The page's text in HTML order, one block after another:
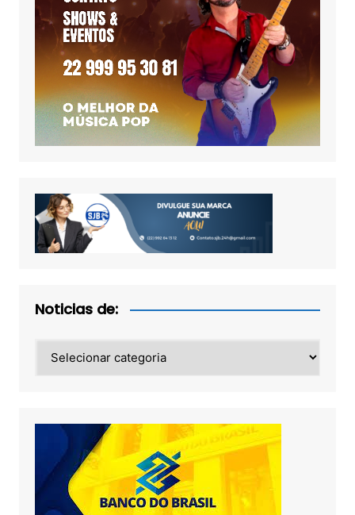
Noticias de:
de: